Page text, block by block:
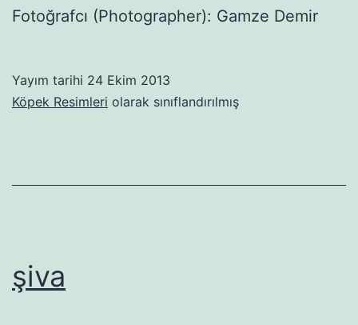
Fotoğrafcı (Photographer): Gamze Demir
Yayım tarihi 24 Ekim 2013
Köpek Resimleri olarak sınıflandırılmış
şiva